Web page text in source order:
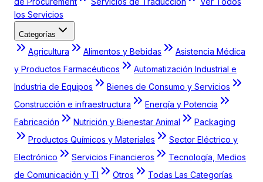
los Servicios
Categorías
Agricultura Alimentos y Bebidas
Asistencia Médica
y Productos Farmacéuticos
Automatización Industrial e
Industria de Equipos
Bienes de Consumo y Servicios
Construcción e infraestructura
Energía y Potencia
Fabricación
Nutrición y Bienestar Animal
Packaging
Productos Químicos y Materiales
Sector Eléctrico y
Electrónico
Servicios Financieros
Tecnología, Medios
de Comunicación y TI
Otros
Todas Las Categorías